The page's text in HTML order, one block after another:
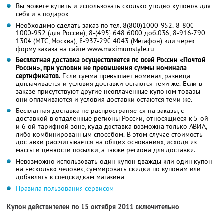
Вы можете купить и использовать сколько угодно купонов для
себя и в подарок
Необходимо сделать заказ по тел. 8(800)1000-952, 8-800-
1000-952 (для России), 8-(495) 648 6000 доб.036, 8-916-790
1304 (МТС, Москва), 8-937-290 4043 (Мегафон) или через
форму заказа на сайте www.maximumstyle.ru
Бесплатная доставка осуществляется по всей России «Почтой
России», при условии не превышения суммы номинала
сертификатов. Если сумма превышает номинал, разница
доплачивается и условия доставки остаются теми же. Если в
заказе присутствуют другие неоплаченные купоном товары -
они оплачиваются и условия доставки остаются теми же.
Бесплатная доставка не распространяется на заказы, с
доставкой в отдаленные регионы России, относящиеся к 5-ой
и 6-ой тарифной зоне, куда доставка возможна только АВИА,
либо комбинированным способом. В этом случае стоимость
доставки рассчитывается на общих основаниях, исходя из
массы и ценности посылки, а также региона для доставки.
Невозможно использовать один купон дважды или один купон
на несколько человек, суммировать скидки по купонам или
добавлять к спецскидкам магазина
Правила пользования сервисом
Купон действителен по 15 октября 2011 включительно